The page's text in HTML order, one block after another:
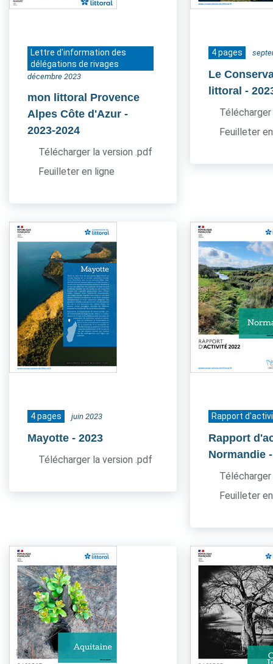
Lettre d'information des
délégations de rivages
décembre 2023
mon littoral Provence
Alpes Côte d'Azur -
2023-2024
Télécharger la version .pdf
Feuilleter en ligne
4 pages
Le
littoral-
Feuilleter
4 pages juin 2023
Mayotte - 2023
Télécharger la version .pdf
Rapport
Rapport
Normandie
Feuilleter